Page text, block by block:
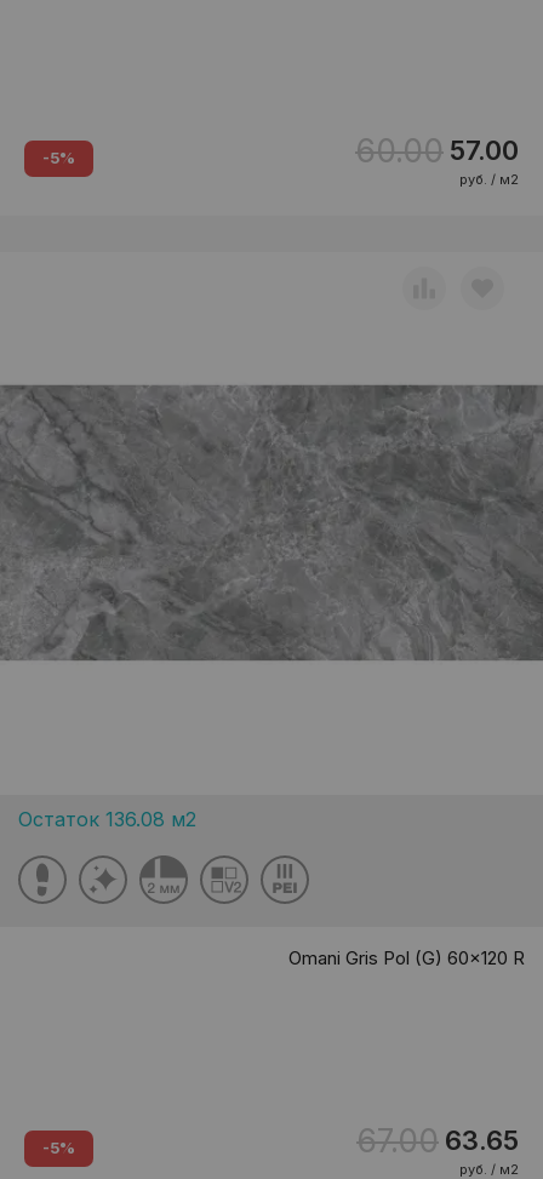
-5% 60.00 57.00
руб. / м2
Остаток 136.08 м2
Omani Gris Pol (G) 60x120 R
-5% 67.00 63.65
руб. / м2